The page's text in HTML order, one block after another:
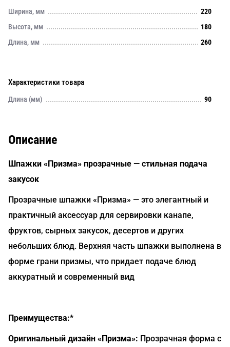
Ширина, мм
220
Высота, мм
180
Длина, мм
260
Характеристики товара
Длина (мм) 90
Описание
Шпажки «Призма» прозрачные — стильная подача
закусок
Прозрачные шпажки «Призма» — это элегантный и
практичный аксессуар для сервировки канапе,
фруктов, сырных закусок, десертов и других
небольших блюд. Верхняя часть шпажки выполнена в
форме грани призмы, что придает подаче блюд
аккуратный и современный вид
Преимущества:*
Оригинальный дизайн «Призма»: Прозрачная форма с